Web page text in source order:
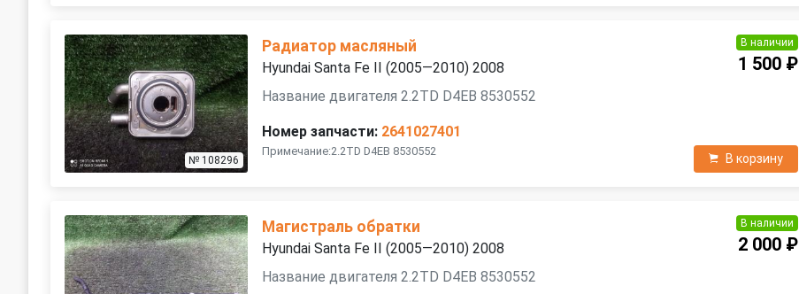
№ 108296
Радиатор масляный
Hyundai Santa Fe II (2005—2010) 2008
Название двигателя 2.2TD D4EB 8530552
Номер запчасти: 2641027401
Примечание:2.2TD D4EB 8530552
В наличии
1 500 ₽
В корзину
Магистраль обратки
Hyundai Santa Fe II (2005—2010) 2008
Название двигателя 2.2TD D4EB 8530552
В наличии
2 000 ₽